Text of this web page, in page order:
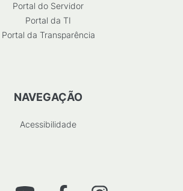
Portal do Servidor
Portal da TI
Portal da Transparência
NAVEGAÇÃO
Acessibilidade